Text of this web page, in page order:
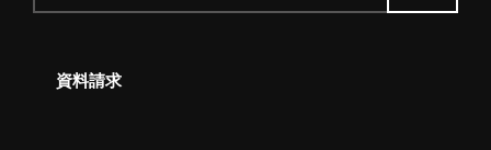
資料請求